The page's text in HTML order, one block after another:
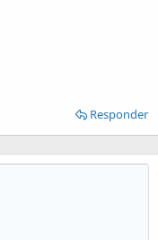
Responder